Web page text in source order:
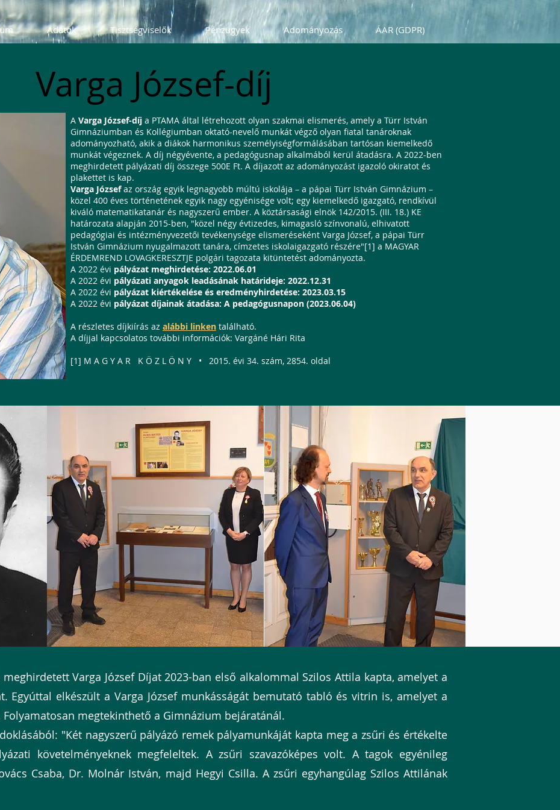
Adatok Tisztségviselők Pénzügyek Adományozás ÁAR (GDPR)
Varga József-díj
A Varga József-díj a PTAMA által létrehozott olyan szakmai elismerés, amely a Türr István
Gimnáziumban és Kollégiumban oktató-nevelő munkát végző olyan fiatal tanároknak
adományozható, akik a diákok harmonikus személyiségformálásában tartósan kiemelkedő
munkát végeznek. A díj négyévente, a pedagógusnap alkalmából kerül átadásra. A 2022-ben
meghirdetett pályázati díj összege 500E Ft. A díjazott az adományozást igazoló okiratot és
plakettet is kap.
Varga Józsefaz ország egyik legnagyobb múltú iskolája – a pápai Türr István Gimnázium –
közel 400 éves történetének egyik nagy egyénisége volt; egy kiemelkedő igazgató, rendkívül
kiváló matematikatanár és nagyszerű ember. A köztársasági elnök 142/2015. (III. 18.) KE
határozata alapján 2015-ben, "közel négy évtizedes, kimagasló színvonalú, elhivatott
pedagógiai és intézményvezetői tevékenysége elismeréseként Varga József, a pápai Türr
István Gimnázium nyugalmazott tanára, címzetes iskolaigazgató részére"[1] a MAGYAR
ÉRDEMREND LOVAGKERESZTJE polgári tagozata kitüntetést adományozta.
A 2022 évi pályázat meghirdetése: 2022.06.01
A 2022 évi pályázati anyagok leadásának határideje: 2022.12.31
A 2022 évi pályázat kiértékelése és eredményhirdetése: 2023.03.15
A 2022 évi pályázat díjainak átadása: A pedagógusnapon (2023.06.04)
A részletes díjkiírás az alábbi linken található.
A díjjal kapcsolatos további információk: Vargáné Hári Rita
[1] M A G Y A R K Ö Z L Ö N Y • 2015. évi 34. szám, 2854. oldal
Varga József Díjat 2023-ban első alkalommal Szilos Attila kapta, amelyet a
Egyúttal elkészült a Varga József munkásságát bemutató tabló és vitrin is, amelyet a
Folyamatosan megtekinthető a Gimnázium bejáratánál.
"Két nagyszerű pályázó remek pályamunkáját kapta meg a zsűri és értékelte
követelményeknek megfeleltek. A zsűri szavazóképes volt. A tagok egyénileg
Csaba, Dr. Molnár István, majd Hegyi Csilla. A zsűri egyhangúlag Szilos Attilának